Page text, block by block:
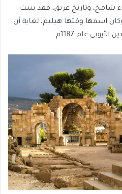
شامخ، وتاريخ عريق، فقد بنيت
اسمها وقتها هيليم، لغاية أن
عام 1187م.